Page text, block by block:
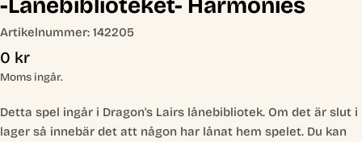
Artikelnummer: 142205
Ordinarie
pris
0 kr
Moms ingår.
Detta spel ingår i Dragon's Lairs lånebibliotek. Om det är slut i
lager så innebär det att någon har lånat hem spelet. Du kan